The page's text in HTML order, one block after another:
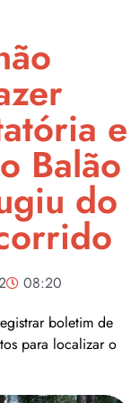
e
Balão
do
08:20
boletim de
para localizar o